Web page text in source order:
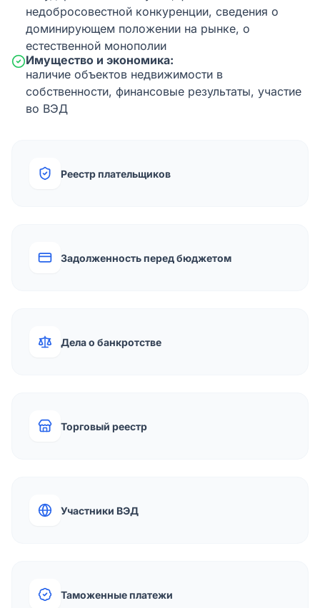
недобросовестной конкуренции, сведения о
доминирующем положении на рынке, о
естественной монополии
Имущество и экономика:
наличие объектов недвижимости в
собственности, финансовые результаты, участие
во ВЭД
Реестр плательщиков
Задолженность перед бюджетом
Дела о банкротстве
Торговый реестр
Участники ВЭД
Таможенные платежи